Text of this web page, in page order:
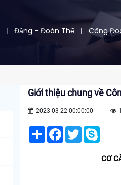
| Đảng - Đoàn Thể | Công
Giới thiệu chung về
2023-03-22 00:00:00
ShareFacebook
TwitterSkype
CƠ